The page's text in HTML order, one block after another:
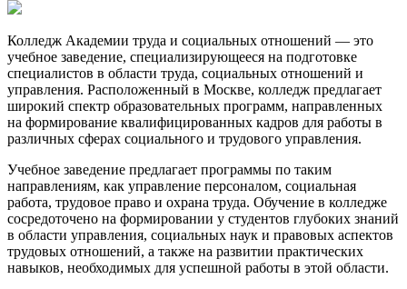
Колледж Академии труда и социальных отношений — это
учебное заведение, специализирующееся на подготовке
специалистов в области труда, социальных отношений и
управления. Расположенный в Москве, колледж предлагает
широкий спектр образовательных программ, направленных
на формирование квалифицированных кадров для работы в
различных сферах социального и трудового управления.
Учебное заведение предлагает программы по таким
направлениям, как управление персоналом, социальная
работа, трудовое право и охрана труда. Обучение в колледже
сосредоточено на формировании у студентов глубоких знаний
в области управления, социальных наук и правовых аспектов
трудовых отношений, а также на развитии практических
навыков, необходимых для успешной работы в этой области.